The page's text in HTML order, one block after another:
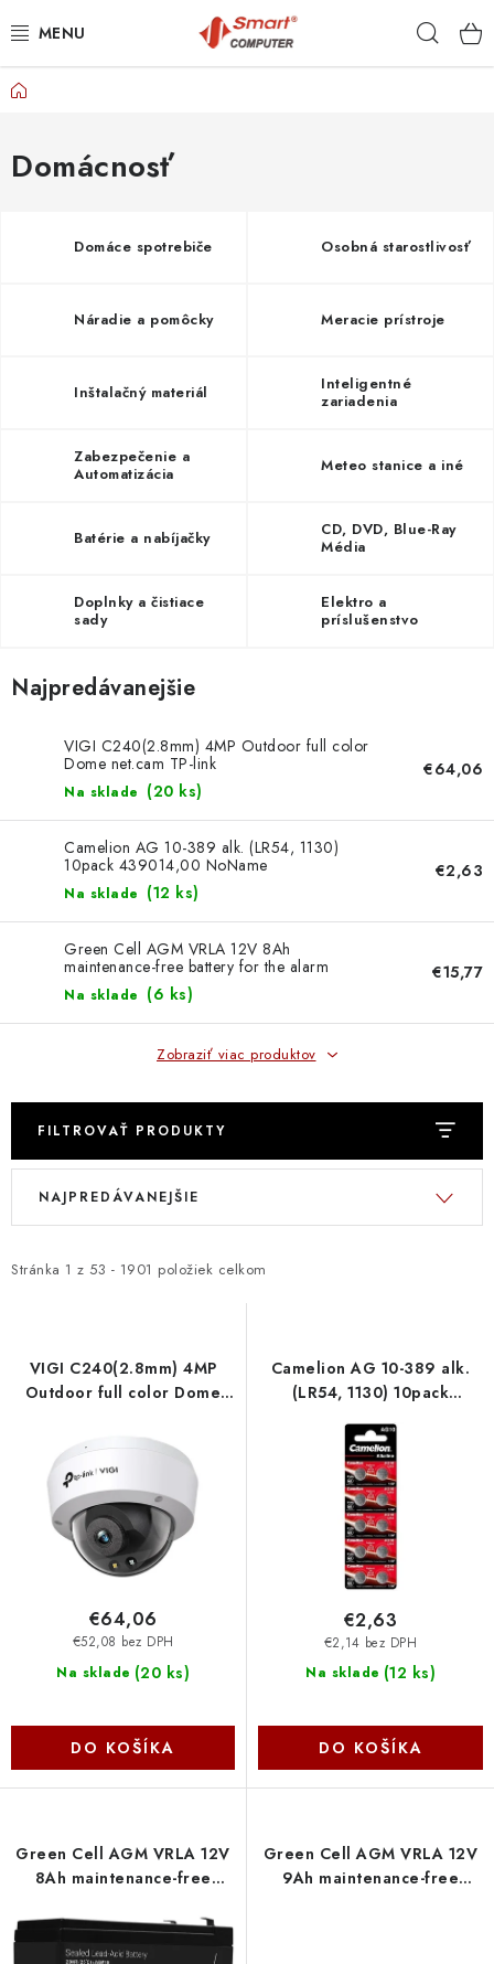
na
NOTEBOOKY
MOBILNÉ ZARIADENIA
TLAČIARNE
: PREDAJŇA ZV
: NOVÉ PRODUKTY
ZNAČKY
Obchodné podmienky
Ochrana osobných údajov
Moja objednávka
Odstúpenie od zmluvy
Formuláre na stiahnutie
Napíšte nám
Domov
Domácnosť
Domáce spotrebiče Osobná starostlivosť
Náradie a pomôcky Meracie prístroje
Inštalačný materiál
Inteligentné
zariadenia
Zabezpečenie a
Automatizácia
Meteo stanice a iné
Batérie a nabíjačky
CD, DVD, Blue-Ray
Média
Doplnky a čistiace
sady
Elektro a
príslušenstvo
Najpredávanejšie
VIGI C240(2.8mm) 4MP Outdoor full color
Dome net.cam TP-link
Na sklade (20 ks)
€64,06
Camelion AG 10-389 alk. (LR54, 1130)
10pack 439014,00 NoName
Na sklade (12 ks)
€2,63
Green Cell AGM VRLA 12V 8Ah
maintenance-free battery for the alarm
system, cash register, toys AGM46
Na sklade (6 ks)
€15,77
Zobraziť viac produktov
FILTROVAŤ PRODUKTY
V
i
Stránka 1 z 53 - 1901 položiek celkom
R
e
NAJPREDÁVANEJŠIE
VIGI C240(2.8mm) 4MP
Outdoor full color Dome
Na sklade (20 ks)
€52,08 bez DPH
€64,06
DO KOŠÍKA
Camelion AG 10-389 alk.
(LR54, 1130) 10pack
Na sklade (12 ks)
€2,14 bez DPH
€2,63
DO KOŠÍKA
Green Cell AGM VRLA 12V
8Ah maintenance-free
system, cash register, toys
AGM46
Green Cell AGM VRLA 12V
9Ah maintenance-free